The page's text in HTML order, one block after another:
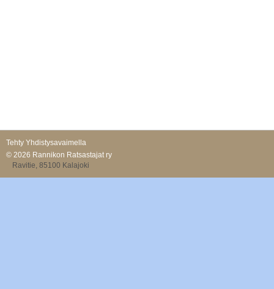
Tehty Yhdistysavaimella
© 2026 Rannikon Ratsastajat ry
Ravitie, 85100 Kalajoki